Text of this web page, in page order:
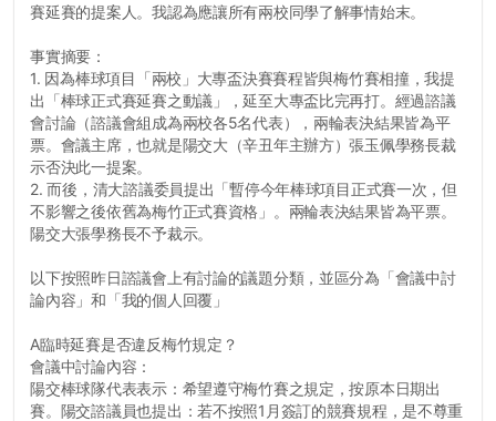
賽延賽的提案人。我認為應讓所有兩校同學了解事情始末。
事實摘要：
1. 因為棒球項目「兩校」大專盃決賽賽程皆與梅竹賽相撞，我提
出「棒球正式賽延賽之動議」，延至大專盃比完再打。經過諮議
會討論（諮議會組成為兩校各5名代表），兩輪表決結果皆為平
票。會議主席，也就是陽交大（辛丑年主辦方）張玉佩學務長裁
示否決此一提案。
2. 而後，清大諮議委員提出「暫停今年棒球項目正式賽一次，但
不影響之後依舊為梅竹正式賽資格」。兩輪表決結果皆為平票。
陽交大張學務長不予裁示。
以下按照昨日諮議會上有討論的議題分類，並區分為「會議中討
論內容」和「我的個人回覆」
A臨時延賽是否違反梅竹規定？
會議中討論內容：
陽交棒球隊代表表示：希望遵守梅竹賽之規定，按原本日期出
賽。陽交諮議員也提出：若不按照1月簽訂的競賽規程，是不尊重